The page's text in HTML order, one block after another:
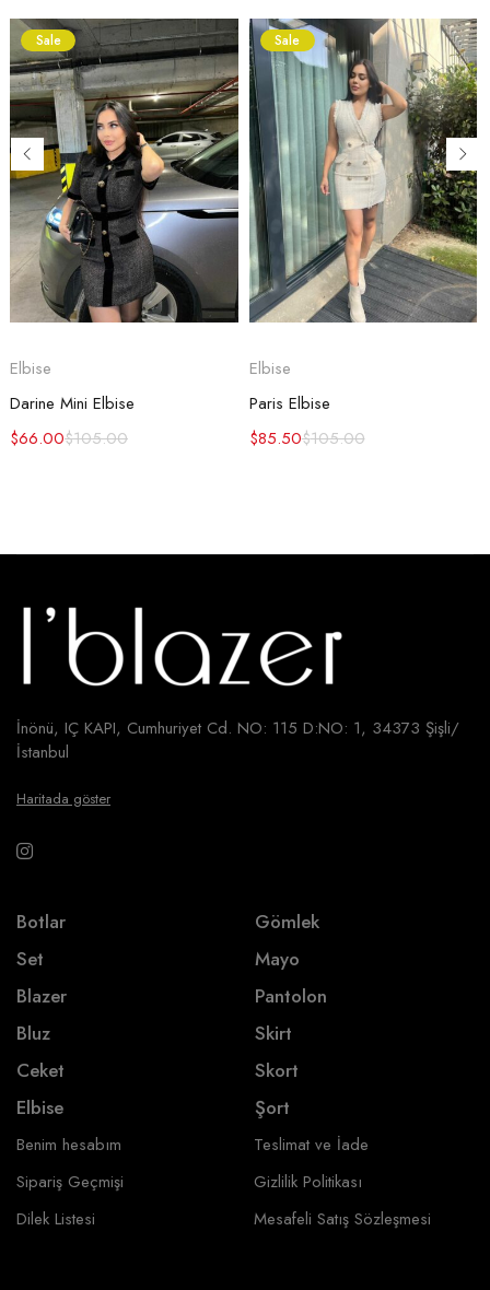
Sale
Elbise
Darine Mini Elbise
$105.00
$66.00
Sale
Elbise
Paris Elbise
$105.00
$85.50
İnönü, IÇ KAPI, Cumhuriyet Cd. NO: 115 D:NO: 1, 34373 Şişli/
İstanbul
Haritada göster
Botlar
Set
Blazer
Bluz
Ceket
Elbise
Gömlek
Mayo
Pantolon
Skirt
Skort
Şort
Benim hesabım
Sipariş Geçmişi
Dilek Listesi
Teslimat ve İade
Gizlilik Politikası
Mesafeli Satış Sözleşmesi